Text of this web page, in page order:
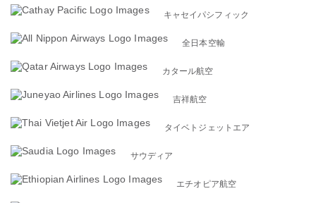
キャセイパシフィック
全日本空輸
カタール航空
吉祥航空
タイベトジェットエア
サウディア
エチオピア航空